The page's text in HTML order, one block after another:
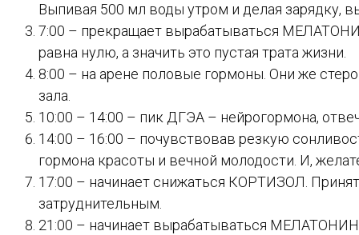
Выпивая 500 мл воды утром и делая
7:00 – прекращает вырабатываться
равна нулю, а значить это пустая трата жизни.
8:00 – на арене половые гормоны. Они же
зала.
10:00 – 14:00 – пик ДГЭА – нейрогормона,
14:00 – 16:00 – почувствовав резкую
гормона красоты и вечной молодости. И,
17:00 – начинает снижаться КОРТИЗОЛ.
затруднительным.
21:00 – начинает вырабатываться